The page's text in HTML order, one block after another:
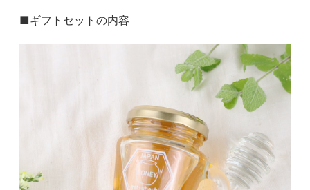
■ギフトセットの内容